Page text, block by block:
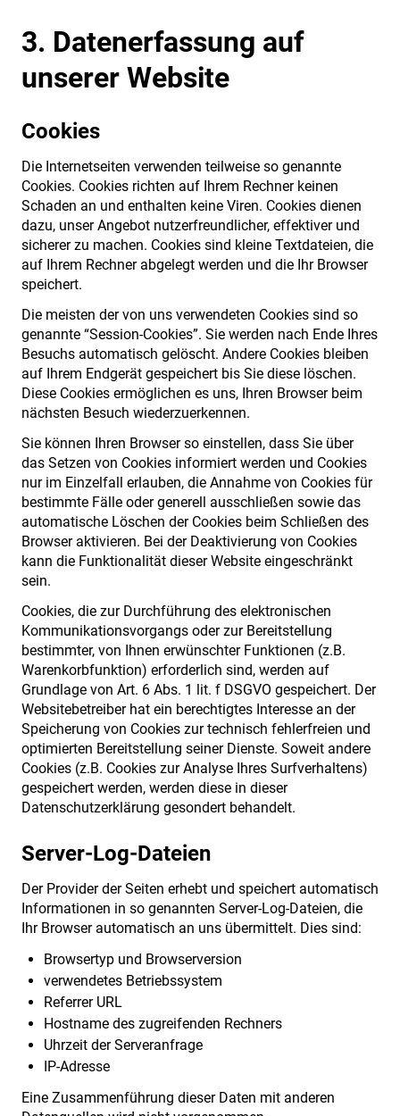
3. Datenerfassung auf
unserer Website
Cookies
Die Internetseiten verwenden teilweise so genannte
Cookies. Cookies richten auf Ihrem Rechner keinen
Schaden an und enthalten keine Viren. Cookies dienen
dazu, unser Angebot nutzerfreundlicher, effektiver und
sicherer zu machen. Cookies sind kleine Textdateien, die
auf Ihrem Rechner abgelegt werden und die Ihr Browser
speichert.
Die meisten der von uns verwendeten Cookies sind so
genannte “Session-Cookies”. Sie werden nach Ende Ihres
Besuchs automatisch gelöscht. Andere Cookies bleiben
auf Ihrem Endgerät gespeichert bis Sie diese löschen.
Diese Cookies ermöglichen es uns, Ihren Browser beim
nächsten Besuch wiederzuerkennen.
Sie können Ihren Browser so einstellen, dass Sie über
das Setzen von Cookies informiert werden und Cookies
nur im Einzelfall erlauben, die Annahme von Cookies für
bestimmte Fälle oder generell ausschließen sowie das
automatische Löschen der Cookies beim Schließen des
Browser aktivieren. Bei der Deaktivierung von Cookies
kann die Funktionalität dieser Website eingeschränkt
sein.
Cookies, die zur Durchführung des elektronischen
Kommunikationsvorgangs oder zur Bereitstellung
bestimmter, von Ihnen erwünschter Funktionen (z.B.
Warenkorbfunktion) erforderlich sind, werden auf
Grundlage von Art. 6 Abs. 1 lit. f DSGVO gespeichert. Der
Websitebetreiber hat ein berechtigtes Interesse an der
Speicherung von Cookies zur technisch fehlerfreien und
optimierten Bereitstellung seiner Dienste. Soweit andere
Cookies (z.B. Cookies zur Analyse Ihres Surfverhaltens)
gespeichert werden, werden diese in dieser
Datenschutzerklärung gesondert behandelt.
Server-Log-Dateien
Der Provider der Seiten erhebt und speichert automatisch
Informationen in so genannten Server-Log-Dateien, die
Ihr Browser automatisch an uns übermittelt. Dies sind:
Browsertyp und Browserversion
verwendetes Betriebssystem
Referrer URL
Hostname des zugreifenden Rechners
Uhrzeit der Serveranfrage
IP-Adresse
Eine Zusammenführung dieser Daten mit anderen